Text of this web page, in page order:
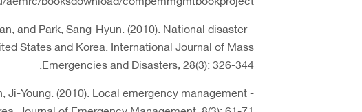
and Park, Sang-Hyun. (2010). National disaster
States and Korea. International Journal of Mass
Emergencies and Disasters, 28(3): 326-344.
Ji-Young. (2010). Local emergency management